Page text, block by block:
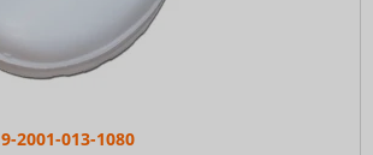
9-2001-013-1080